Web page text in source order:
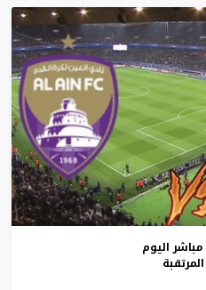
مباشر اليوم
المرتقبة